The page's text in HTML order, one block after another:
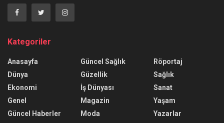
Kategoriler
Anasayfa
Dünya
Ekonomi
Genel
Güncel Haberler
Güncel Sağlık
Güzellik
İş Dünyası
Magazin
Moda
Röportaj
Sağlık
Sanat
Yaşam
Yazarlar